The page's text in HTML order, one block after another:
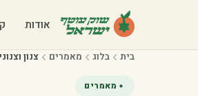
אודות
בית בלוג מאמרים צנון
מאמרים